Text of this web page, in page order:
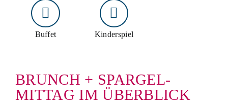
Buffet Kinderspiel
BRUNCH + SPARGEL-
MITTAG IM ÜBERBLICK